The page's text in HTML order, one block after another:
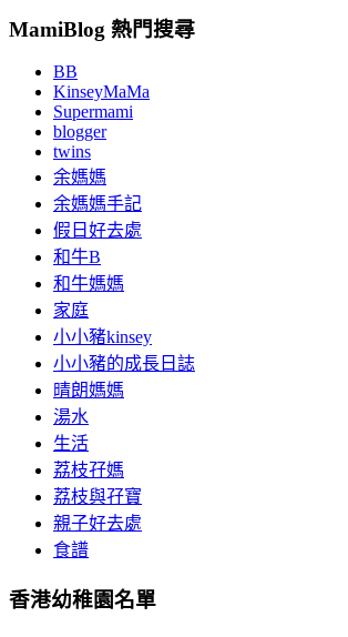
MamiBlog 熱門搜尋
BB
KinseyMaMa
Supermami
blogger
twins
余媽媽
余媽媽手記
假日好去處
和牛B
和牛媽媽
家庭
小小豬kinsey
小小豬的成長日誌
晴朗媽媽
湯水
生活
荔枝孖媽
荔枝與孖寶
親子好去處
食譜
香港幼稚園名單